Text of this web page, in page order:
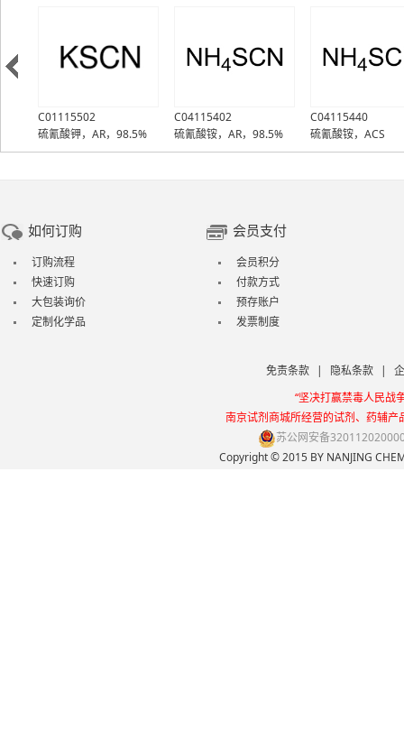
C01115502
硫氰酸钾，AR，98.5%
C04115402
硫氰酸铵，AR，98.5%
C04115440
硫氰酸铵，ACS
如何订购
订购流程
快速订购
大包装询价
定制化学品
会员支付
会员积分
付款方式
预存账户
发票制度
免责条款 | 隐私条款 |
“坚决打赢禁毒人民战
南京试剂商城所经营的试剂、药辅
苏公网安备
Copyright © 2015 BY NANJING